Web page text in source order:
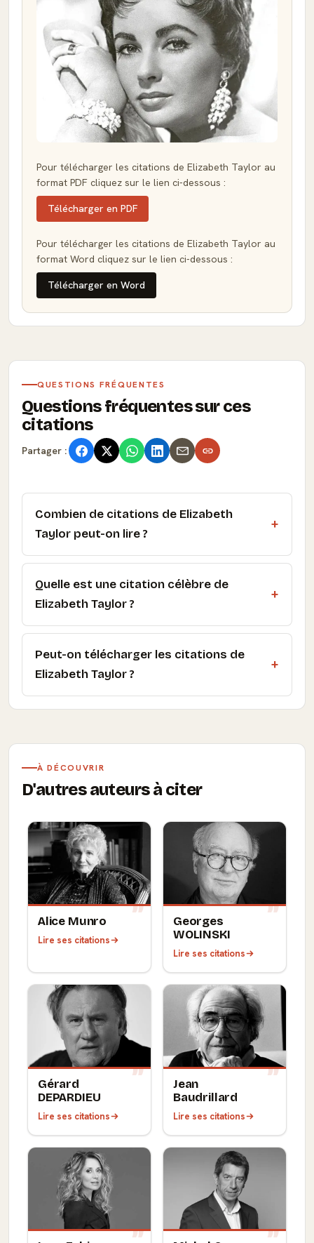
Pour télécharger les citations de Elizabeth Taylor au
format PDF cliquez sur le lien ci-dessous :
Télécharger en PDF
Pour télécharger les citations de Elizabeth Taylor au
format Word cliquez sur le lien ci-dessous :
Télécharger en Word
QUESTIONS FRÉQUENTES
Questions fréquentes sur ces
citations
Partager :
Combien de citations de Elizabeth
Taylor peut-on lire ?
Quelle est une citation célèbre de
Elizabeth Taylor ?
Peut-on télécharger les citations de
Elizabeth Taylor ?
À DÉCOUVRIR
D'autres auteurs à citer
Alice Munro
Lire ses citations
Georges
WOLINSKI
Lire ses citations
Gérard
DEPARDIEU
Lire ses citations
Jean
Baudrillard
Lire ses citations